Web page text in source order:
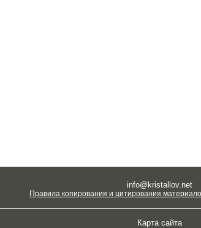
info@kristallov.net
Правила копирования и цитирования
Карта сайта